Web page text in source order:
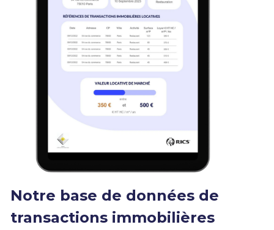
Notre base de données de
transactions immobilières